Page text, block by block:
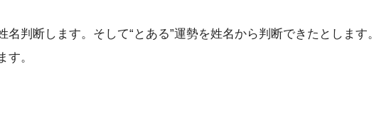
判断します。そして“とある”運勢を姓名から判断できたとします。
。